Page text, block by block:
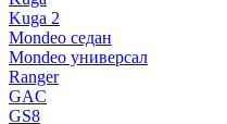
Kuga 2
Mondeo седан
Mondeo универсал
Ranger
GAC
GS8